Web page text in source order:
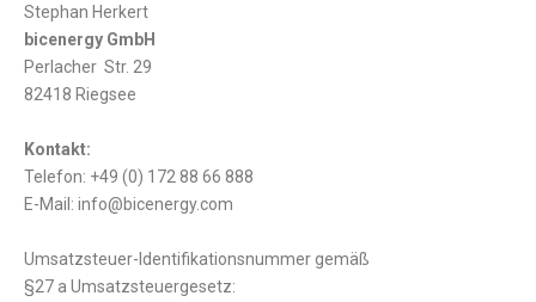
Stephan Herkert
bicenergy GmbH
Perlacher Str. 29
82418 Riegsee
Kontakt:
Telefon: +49 (0) 172 88 66 888
E-Mail: info@bicenergy.com
Umsatzsteuer-Identifikationsnummer gemäß
§27 a Umsatzsteuergesetz: